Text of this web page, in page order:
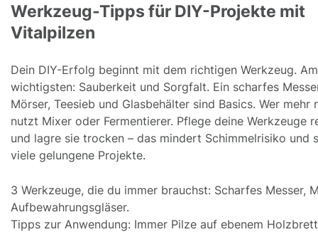
Werkzeug-Tipps für DIY-Projekte mit
Vitalpilzen
Dein DIY-Erfolg beginnt mit dem richtigen Werkzeug. Am
wichtigsten: Sauberkeit und Sorgfalt. Ein scharfes
Mörser, Teesieb und Glasbehälter sind Basics. Wer mehr
nutzt Mixer oder Fermentierer. Pflege deine Werkzeuge
und lagre sie trocken – das mindert Schimmelrisiko und
viele gelungene Projekte.
3 Werkzeuge, die du immer brauchst: Scharfes Messer,
Aufbewahrungsgläser.
Tipps zur Anwendung: Immer Pilze auf ebenem Holzbrett